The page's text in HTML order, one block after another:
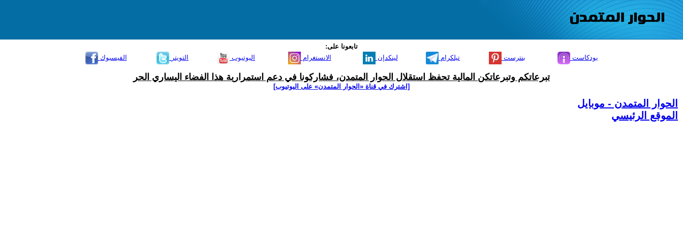
تابعونا على:
الفيسبوك
التويتر اليوتيوب الانستغرام لينكدإن تيلكرام بنترست بودكاست
تبرعاتكم وتبرعاتكن المالية تحفظ استقلال الحوار المتمدن، فشاركونا في دعم استمرارية هذا الفضاء اليساري الحر
[اشترك في قناة ‫«الحوار المتمدن» على اليوتيوب]
الحوار المتمدن - موبايل
الموقع الرئيسي